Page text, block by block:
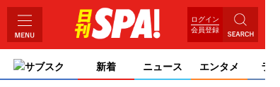
ログイン
会員登録
サブスク 新着 ニュース エンタメ ライ